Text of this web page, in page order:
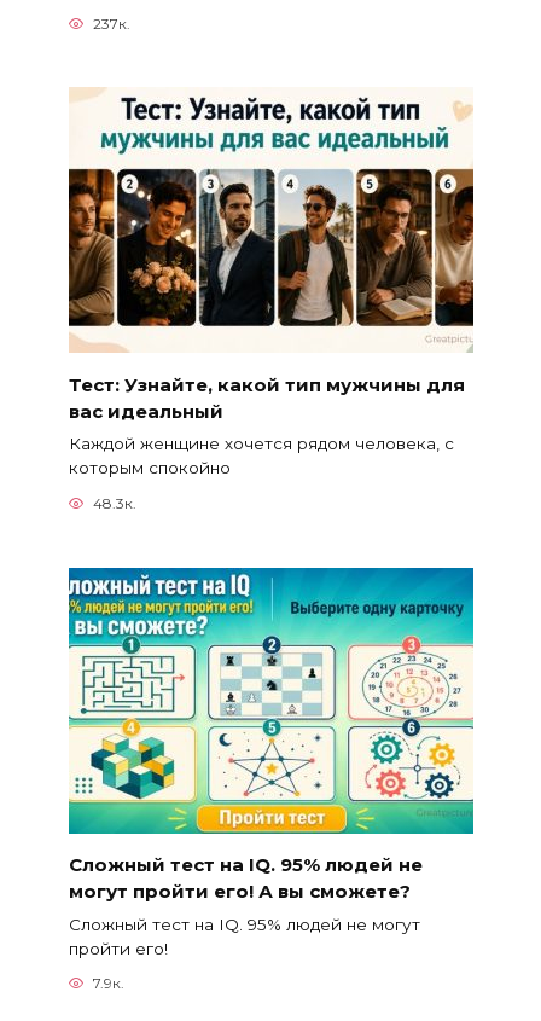
237к.
Тест: Узнайте, какой тип мужчины для
вас идеальный
Каждой женщине хочется рядом человека, с
которым спокойно
48.3к.
Сложный тест на IQ. 95% людей не
могут пройти его! А вы сможете?
Сложный тест на IQ. 95% людей не могут
пройти его!
7.9к.